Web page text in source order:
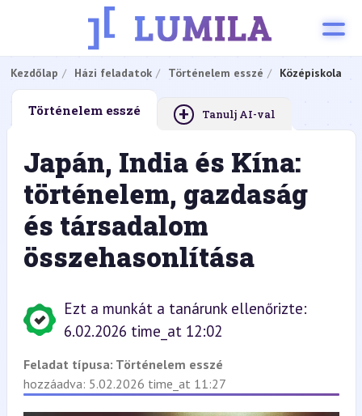
Kezdőlap Házi feladatok Történelem esszé Középiskola
Történelem esszé + Tanulj AI-val
Japán, India és Kína:
történelem, gazdaság
és társadalom
összehasonlítása
Ezt a munkát a tanárunk ellenőrizte:
6.02.2026 time_at 12:02
Feladat típusa: Történelem esszé
hozzáadva: 5.02.2026 time_at 11:27